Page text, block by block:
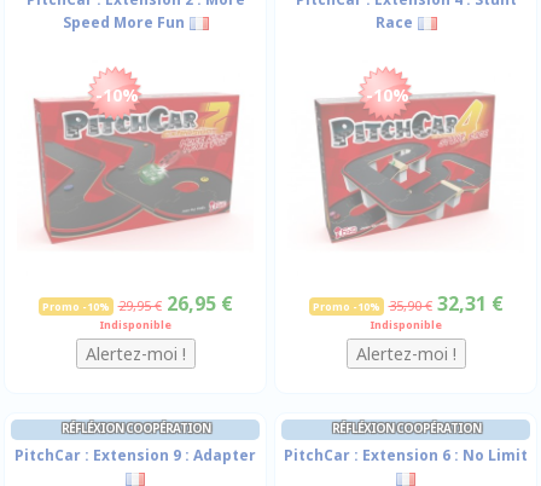
Speed More Fun
-10%
Promo -10% 29,95 € 26,95 €
Indisponible
Race
-10%
Promo -10% 35,90 € 32,31 €
Indisponible
RÉFLÉXION COOPÉRATION
PitchCar : Extension 9 : Adapter
RÉFLÉXION COOPÉRATION
PitchCar : Extension 6 : No Limit